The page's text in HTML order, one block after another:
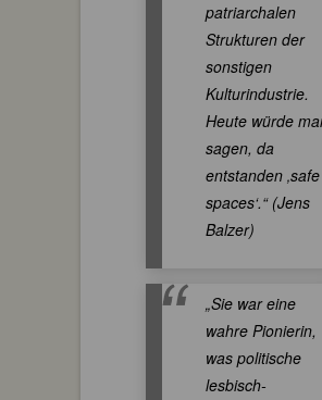
patriarchalen
Strukturen der
sonstigen
Kulturindustrie.
Heute würde
sagen, da
entstanden ‚safe
spaces‘.“ (Jens
Balzer)
„Sie war eine
wahre Pionierin,
was politische
lesbisch-